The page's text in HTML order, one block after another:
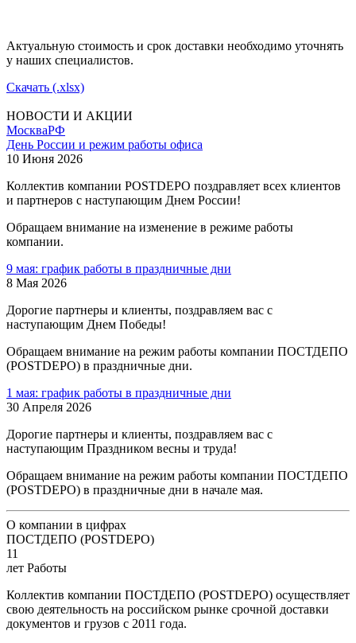
Актуальную стоимость и срок доставки необходимо уточнять
у наших специалистов.
Скачать (.xlsx)
НОВОСТИ И АКЦИИ
МоскваРФ
День России и режим работы офиса
10 Июня 2026
Коллектив компании POSTDEPO поздравляет всех клиентов
и партнеров с наступающим Днем России!
Обращаем внимание на изменение в режиме работы
компании.
9 мая: график работы в праздничные дни
8 Мая 2026
Дорогие партнеры и клиенты, поздравляем вас с
наступающим Днем Победы!
Обращаем внимание на режим работы компании ПОСТДЕПО
(POSTDEPO) в праздничные дни.
1 мая: график работы в праздничные дни
30 Апреля 2026
Дорогие партнеры и клиенты, поздравляем вас с
наступающим Праздником весны и труда!
Обращаем внимание на режим работы компании ПОСТДЕПО
(POSTDEPO) в праздничные дни в начале мая.
О компании в цифрах
ПОСТДЕПО (POSTDEPO)
11
лет Работы
Коллектив компании ПОСТДЕПО (POSTDEPO) осуществляет
свою деятельность на российском рынке срочной доставки
документов и грузов с 2011 года.